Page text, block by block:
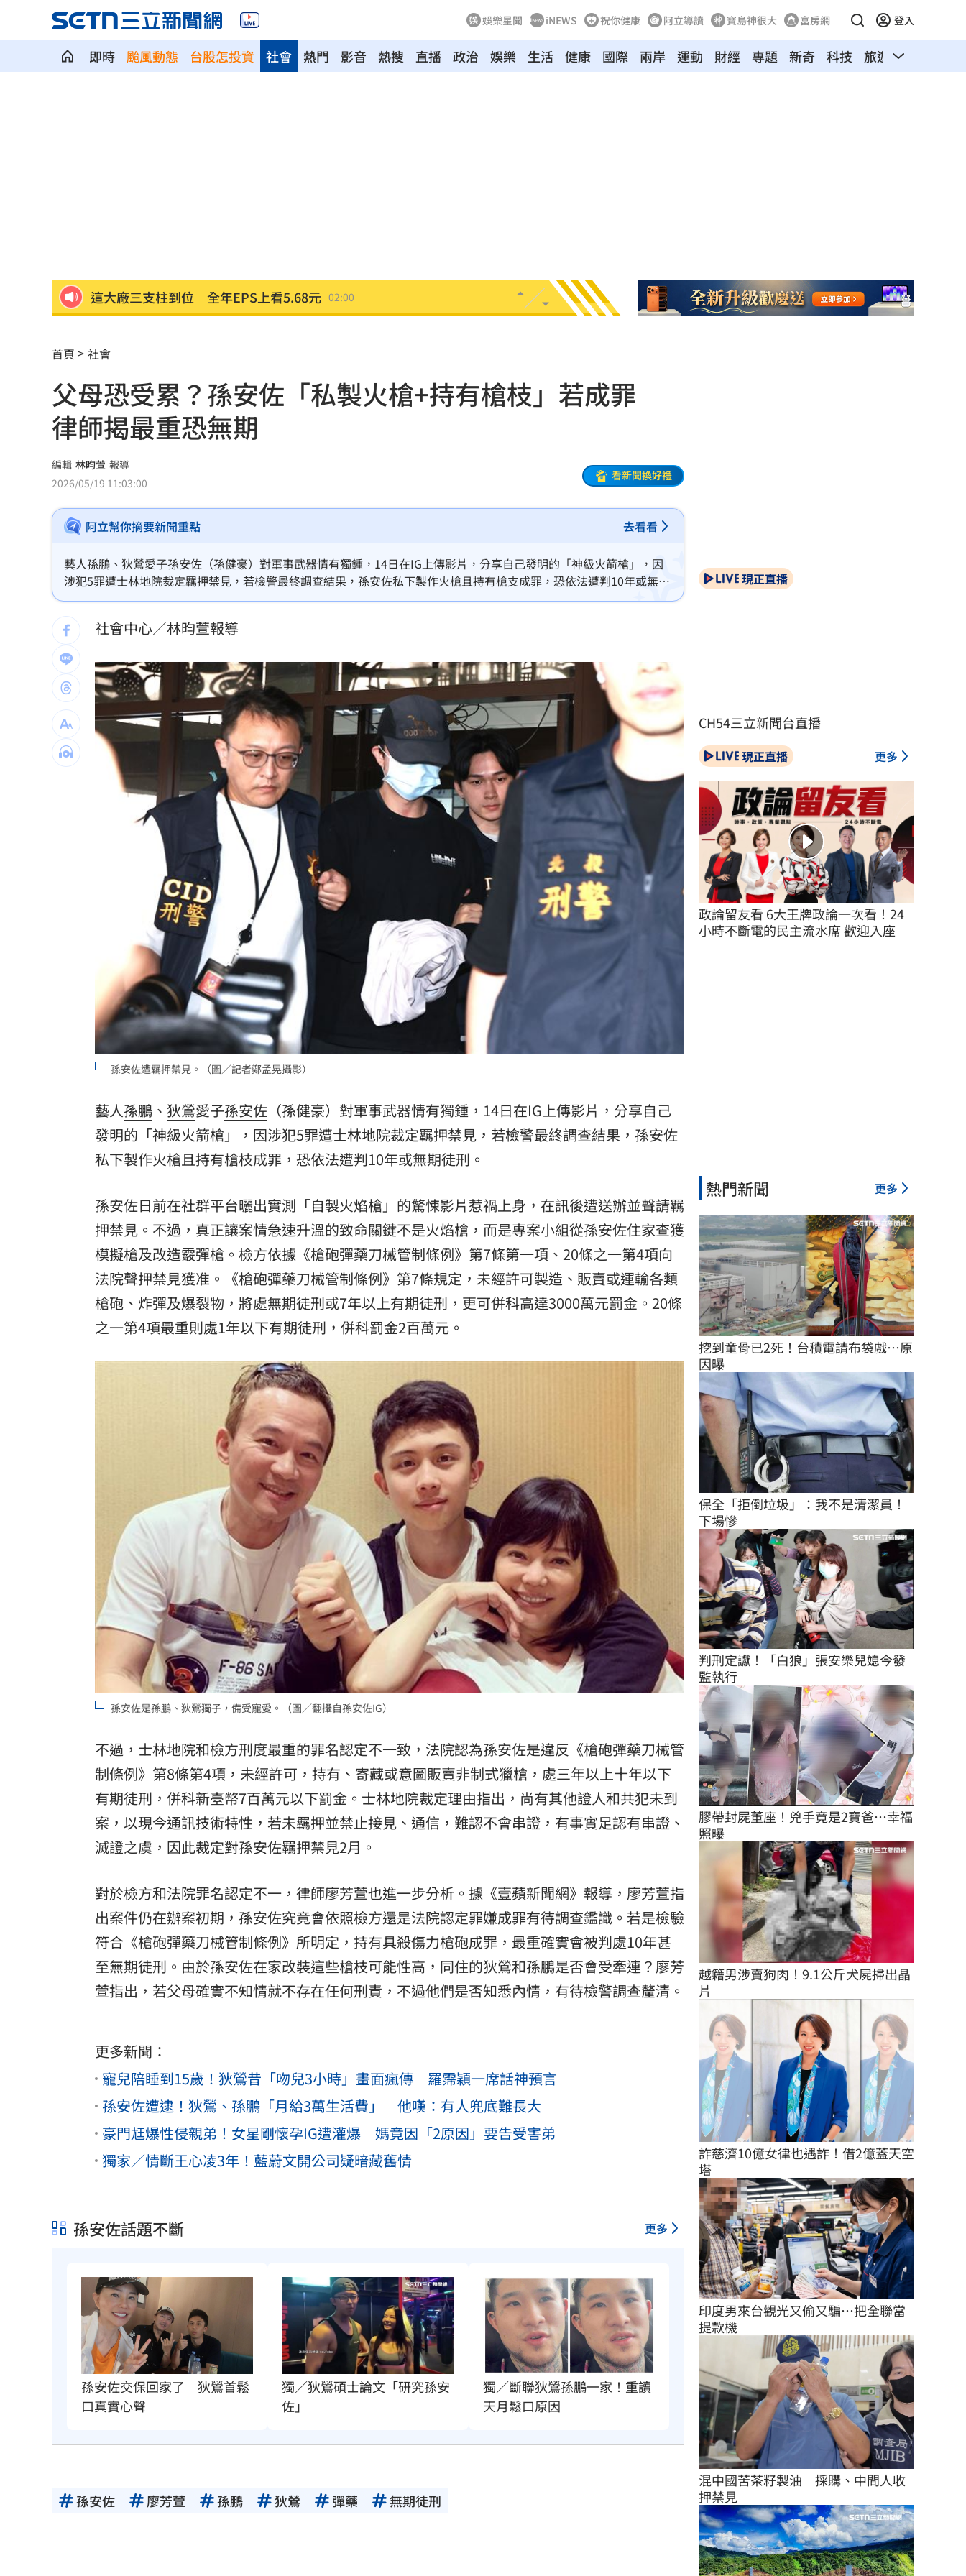
娛樂星聞 iNEWS 祝你健康 阿立導讀 寶島神很大 富房網 登入
即時 颱風動態 台股怎投資 熱門 影音 熱搜 直播 政治
社會 娛樂 生活 健康 國際 兩岸 運動 財經 專題 新奇 科技 旅遊 汽車
慈濟買BNT被詐10億！藍昔嗆擋疫苗網朝聖 01:35
高溫重創雞蛋產量 最快要等到9月才回穩
7月營收寫同期次高 聯寶訂單看到2027年 01:20
台股收復44000點大關 2關鍵看AI產業發展
他見搶案挺身相救遭圍毆亡！嫌犯最小12歲
車是我的、油也是我的 睡車竟被收住宿費
24歲存款破百萬！她公開致富關鍵：超孝順 01:02
這大廠產能利用率衝90% 目標價上看220元
埃及知名女星涉毒被判死 引發社會震驚
桃園聯隊奪世界青棒亞軍 張善政接機 00:47
男駕車至議員服務處嗆開槍 台中警抓到了 00:43
新／Sandisk挫5%！台指期翻紅站回44000點 00:40
台灣彩券開獎直播中 20:31
LIVE三立+24小時直播 15:27
三立iNEWS新聞台線上直播 18:00
理想混蛋號召粉絲跨海追星吃美食！ 18:15
首頁 社會
父母恐受累？孫安佐「私製火槍+持有槍枝」若成罪
律師揭最重恐無期
編輯 林昀萱 報導
2026/05/19 11:03:00
看新聞換好禮
阿立幫你摘要新聞重點 去看看
藝人孫鵬、狄鶯愛子孫安佐（孫健豪）對軍事武器情有獨鍾，14日在IG上傳影片，分享自己發明的「神級火箭槍」，因
涉犯5罪遭士林地院裁定羈押禁見，若檢警最終調查結果，孫安佐私下製作火槍且持有槍支成罪，恐依法遭判10年或無期
徒刑。
社會中心／林昀萱報導
孫安佐遭羈押禁見。（圖／記者鄭孟晃攝影）
藝人孫鵬 、 狄鶯愛子孫安佐 （孫健豪）對軍事武器情有獨鍾，14日在IG上傳影片，分享自己
發明的「神級火箭槍」，因涉犯5罪遭士林地院裁定羈押禁見，若檢警最終調查結果，孫安佐
私下製作火槍且持有槍枝成罪，恐依法遭判10年或無期徒刑 。
孫安佐日前在社群平台曬出實測「自製火焰槍」的驚悚影片惹禍上身，在訊後遭送辦並聲請羈
押禁見。不過，真正讓案情急速升溫的致命關鍵不是火焰槍，而是專案小組從孫安佐住家查獲
模擬槍及改造霰彈槍。檢方依據《槍砲彈藥刀械管制條例》第7條第一項、20條之一第4項向
法院聲押禁見獲准。《槍砲彈藥刀械管制條例》第7條規定，未經許可製造、販賣或運輸各類
槍砲、炸彈及爆裂物，將處無期徒刑或7年以上有期徒刑，更可併科高達3000萬元罰金。20條
之一第4項最重則處1年以下有期徒刑，併科罰金2百萬元。
孫安佐是孫鵬、狄鶯獨子，備受寵愛。（圖／翻攝自孫安佐IG）
不過，士林地院和檢方刑度最重的罪名認定不一致，法院認為孫安佐是違反《槍砲彈藥刀械管
制條例》第8條第4項，未經許可，持有、寄藏或意圖販賣非制式獵槍，處三年以上十年以下
有期徒刑，併科新臺幣7百萬元以下罰金。士林地院裁定理由指出，尚有其他證人和共犯未到
案，以現今通訊技術特性，若未羈押並禁止接見、通信，難認不會串證，有事實足認有串證、
滅證之虞，因此裁定對孫安佐羈押禁見2月。
對於檢方和法院罪名認定不一，律師廖芳萱也進一步分析。據《壹蘋新聞網》報導，廖芳萱指
出案件仍在辦案初期，孫安佐究竟會依照檢方還是法院認定罪嫌成罪有待調查鑑識。若是檢驗
符合《槍砲彈藥刀械管制條例》所明定，持有具殺傷力槍砲成罪，最重確實會被判處10年甚
至無期徒刑。由於孫安佐在家改裝這些槍枝可能性高，同住的狄鶯和孫鵬是否會受牽連？廖芳
萱指出，若父母確實不知情就不存在任何刑責，不過他們是否知悉內情，有待檢警調查釐清。
更多新聞：
寵兒陪睡到15歲！狄鶯昔「吻兒3小時」畫面瘋傳 羅霈穎一席話神預言
孫安佐遭逮！狄鶯、孫鵬「月給3萬生活費」 他嘆：有人兜底難長大
豪門尪爆性侵親弟！女星剛懷孕IG遭灌爆 媽竟因「2原因」要告受害弟
獨家／情斷王心凌3年！藍蔚文開公司疑暗藏舊情
孫安佐話題不斷 更多
孫安佐交保回家了　狄鶯首鬆
口真實心聲
獨／狄鶯碩士論文「研究孫安
佐」
獨／斷聯狄鶯孫鵬一家！重讀
天月鬆口原因
孫安佐 廖芳萱 孫鵬 狄鶯 彈藥 無期徒刑
現正直播
CH54三立新聞台直播
現正直播 更多
政論留友看 6大王牌政論一次看！24
小時不斷電的民主流水席 歡迎入座
熱門新聞 更多
挖到童骨已2死！台積電請布袋戲…原
因曝
保全「拒倒垃圾」：我不是清潔員！
下場慘
判刑定讞！「白狼」張安樂兒媳今發
監執行
膠帶封屍董座！兇手竟是2寶爸…幸福
照曝
越籍男涉賣狗肉！9.1公斤犬屍掃出晶
片
詐慈濟10億女律也遇詐！借2億蓋天空
塔
印度男來台觀光又偷又騙…把全聯當
提款機
混中國苦茶籽製油　採購、中間人收
押禁見